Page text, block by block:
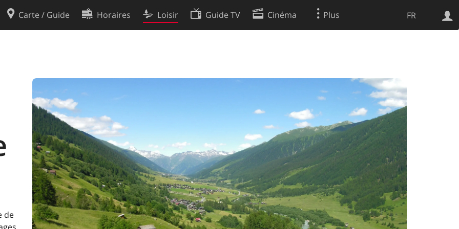
FR
Carte / Guide Horaires Loisir Guide TV Cinéma Plus
de
Apps
données
Développeurs